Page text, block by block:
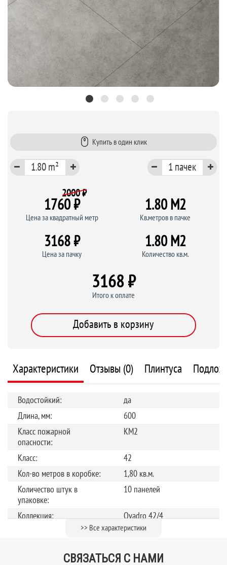
Купить в один клик
2000 ₽
1760 ₽
Цена за квадратный метр
1.80 M2
Кв.метров в пачке
3168 ₽
Цена за пачку
1.80 M2
Количество кв.м.
3168 ₽
Итого к оплате
Добавить в корзину
Характеристики Отзывы (0) Плинтуса
Водостойкий:
да
Длина, мм:
600
Класс пожарной
опасности:
КМ2
Класс:
42
Кол-во метров в коробке:
1,80 кв.м.
Количество штук в
упаковке:
10 панелей
Коллекция:
Qvadro 42/4
Камень
>> Все характеристики
СВЯЗАТЬСЯ С НАМИ